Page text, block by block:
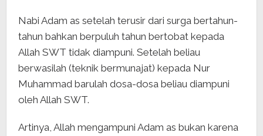
Nabi Adam as setelah terusir dari surga bertahun-
tahun bahkan berpuluh tahun bertobat kepada
Allah SWT tidak diampuni. Setelah beliau
berwasilah (teknik bermunajat) kepada Nur
Muhammad barulah dosa-dosa beliau diampuni
oleh Allah SWT.
Artinya, Allah mengampuni Adam as bukan karena